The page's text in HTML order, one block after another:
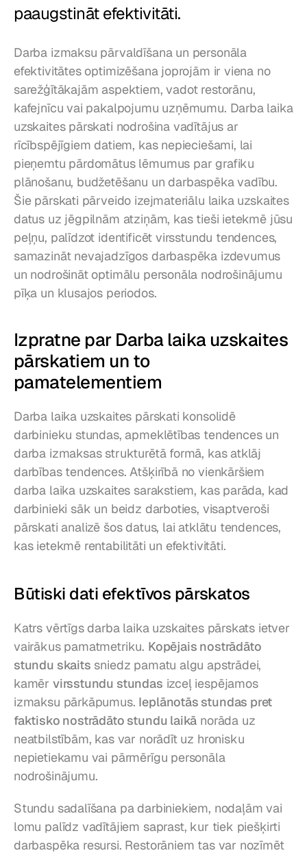
paaugstināt efektivitāti.
Darba izmaksu pārvaldīšana un personāla
efektivitātes optimizēšana joprojām ir viena no
sarežģītākajām aspektiem, vadot restorānu,
kafejnīcu vai pakalpojumu uzņēmumu. Darba laika
uzskaites pārskati nodrošina vadītājus ar
rīcībspējīgiem datiem, kas nepieciešami, lai
pieņemtu pārdomātus lēmumus par grafiku
plānošanu, budžetēšanu un darbaspēka vadību.
Šie pārskati pārveido izejmateriālu laika uzskaites
datus uz jēgpilnām atziņām, kas tieši ietekmē jūsu
peļņu, palīdzot identificēt virsstundu tendences,
samazināt nevajadzīgos darbaspēka izdevumus
un nodrošināt optimālu personāla nodrošinājumu
pīķa un klusajos periodos.
Izpratne par Darba laika uzskaites
pārskatiem un to
pamatelementiem
Darba laika uzskaites pārskati konsolidē
darbinieku stundas, apmeklētības tendences un
darba izmaksas strukturētā formā, kas atklāj
darbības tendences. Atšķirībā no vienkāršiem
darba laika uzskaites sarakstiem, kas parāda, kad
darbinieki sāk un beidz darboties, visaptveroši
pārskati analizē šos datus, lai atklātu tendences,
kas ietekmē rentabilitāti un efektivitāti.
Būtiski dati efektīvos pārskatos
Katrs vērtīgs darba laika uzskaites pārskats ietver
vairākus pamatmetriku. Kopējais nostrādāto
stundu skaits sniedz pamatu algu apstrādei,
kamēr virsstundu stundas izceļ iespējamos
izmaksu pārkāpumus. Ieplānotās stundas pret
faktisko nostrādāto stundu laikā norāda uz
neatbilstībām, kas var norādīt uz hronisku
nepietiekamu vai pārmērīgu personāla
nodrošinājumu.
Stundu sadalīšana pa darbiniekiem, nodaļām vai
lomu palīdz vadītājiem saprast, kur tiek piešķirti
darbaspēka resursi. Restorāniem tas var nozīmēt